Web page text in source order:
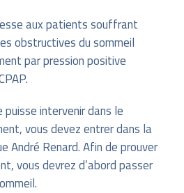
aux patients souffrant
obstructives du sommeil
par pression positive
intervenir dans le
vous devez entrer dans la
André Renard. Afin de prouver
vous devrez d’abord passer